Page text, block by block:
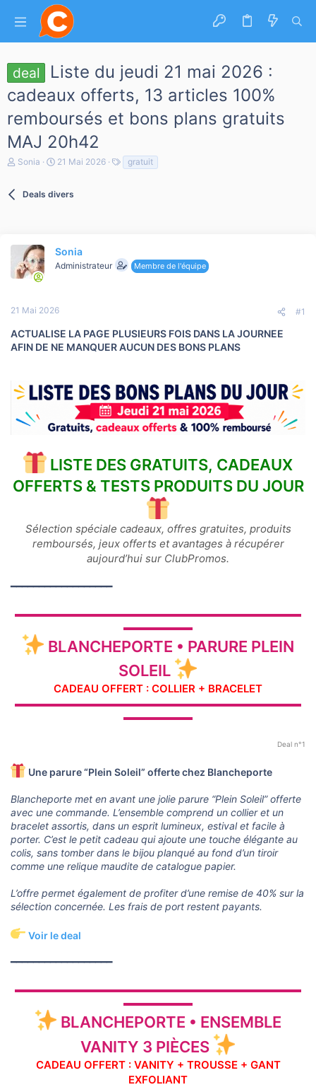
deal
Liste du jeudi 21 mai 2026 :
cadeaux offerts, 13 articles 100%
remboursés et bons plans gratuits
MAJ 20h42
A
a
d
c
s
s
i
Sonia
D
e
b
u
21 Mai 2026
a
gratuit
Deals divers
Sonia
Administrateur Membre de l'équipe
21 Mai 2026 #1
ACTUALISE LA PAGE PLUSIEURS FOIS DANS LA JOURNEE
AFIN DE NE MANQUER AUCUN DES BONS PLANS
LISTE DES GRATUITS, CADEAUX
OFFERTS & TESTS PRODUITS DU JOUR
Sélection spéciale cadeaux, offres gratuites, produits
remboursés, jeux offerts et avantages à récupérer
aujourd’hui sur ClubPromos.
━━━━━━━━━━━━━━━━━━
▬▬▬▬▬▬▬▬▬▬▬▬▬▬▬▬▬▬▬▬▬▬▬▬▬▬▬▬▬
▬▬▬▬▬▬▬
BLANCHEPORTE • PARURE PLEIN
SOLEIL
CADEAU OFFERT : COLLIER + BRACELET
▬▬▬▬▬▬▬▬▬▬▬▬▬▬▬▬▬▬▬▬▬▬▬▬▬▬▬▬▬
▬▬▬▬▬▬▬
Deal n°1
Une parure “Plein Soleil” offerte chez Blancheporte
Blancheporte met en avant une jolie parure “Plein Soleil” offerte
avec une commande. L’ensemble comprend un collier et un
bracelet assortis, dans un esprit lumineux, estival et facile à
porter. C’est le petit cadeau qui ajoute une touche élégante au
colis, sans tomber dans le bijou planqué au fond d’un tiroir
comme une relique maudite de catalogue papier.
L’offre permet également de profiter d’une remise de 40% sur la
sélection concernée. Les frais de port restent payants.
Voir le deal
━━━━━━━━━━━━━━━━━━
▬▬▬▬▬▬▬▬▬▬▬▬▬▬▬▬▬▬▬▬▬▬▬▬▬▬▬▬▬
▬▬▬▬▬▬▬
BLANCHEPORTE • ENSEMBLE
VANITY 3 PIÈCES
CADEAU OFFERT : VANITY + TROUSSE + GANT
EXFOLIANT